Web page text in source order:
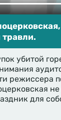
травли.
убитой
режиссера
для